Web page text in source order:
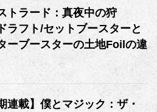
トラード：真夜中の狩
ラフト/セットブースターと
ーブースターの土地Foilの違
連載】僕とマジック：ザ・